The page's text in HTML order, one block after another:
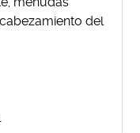
del